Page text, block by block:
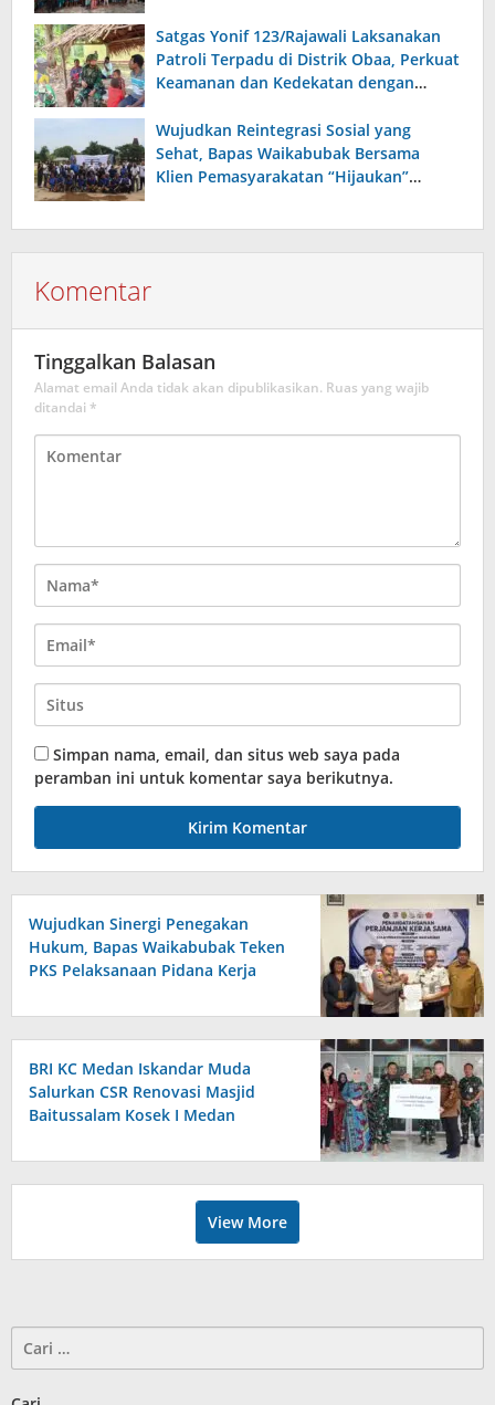
Satgas Yonif 123/Rajawali Laksanakan
Patroli Terpadu di Distrik Obaa, Perkuat
Keamanan dan Kedekatan dengan
Wujudkan Reintegrasi Sosial yang
Sehat, Bapas Waikabubak Bersama
Klien Pemasyarakatan “Hijaukan”
Komentar
Tinggalkan Balasan
Alamat email Anda tidak akan dipublikasikan. Ruas yang wajib
ditandai *
Simpan nama, email, dan situs web saya pada
peramban ini untuk komentar saya berikutnya.
Wujudkan Sinergi Penegakan
Hukum, Bapas Waikabubak Teken
PKS Pelaksanaan Pidana Kerja
Sumba Timur
BRI KC Medan Iskandar Muda
Salurkan CSR Renovasi Masjid
Baitussalam Kosek I Medan
View More
untuk: